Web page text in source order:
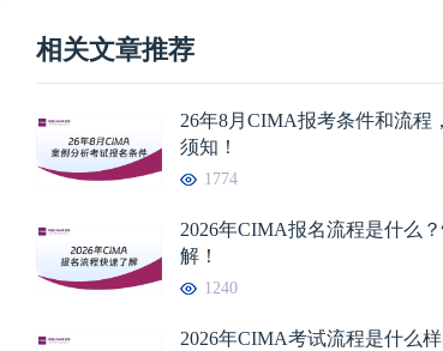
相关文章推荐
26年8月CIMA报考条件和流程
须知！
1774
2026年CIMA报名流程是什么
解！
1240
2026年CIMA考试流程是什么